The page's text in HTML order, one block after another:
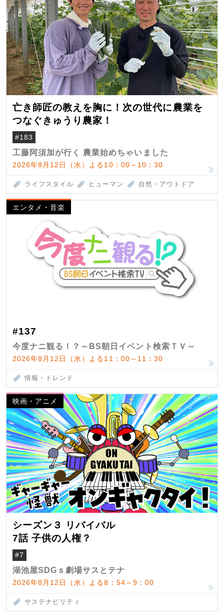
亡き師匠の教えを胸に！次の世代に農業を
つなぐきゅうり農家！
#183
工藤阿須加が行く 農業始めちゃいました
2026年8月12日（水）よる10：00～10：30
ライフスタイル ヒューマン 自然・アウトドア
エンタメ・音楽
#137
今度ナニ観る！？～BS朝日イベント検索ＴＶ～
2026年8月12日（水）よる11：00～11：30
情報・トレンド
映画・アニメ
シーズン３ リバイバル
7話 子供の人権？
#7
湖池屋SDGｓ劇場サスとテナ
2026年8月12日（水）よる8：54～9：00
サステナビリティ